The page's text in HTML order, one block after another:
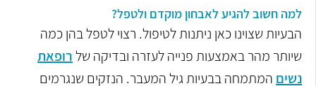
למה חשוב להגיע לאבחון מוקדם ולטפל?
הבעיות שצוינו כאן ניתנות לטיפול. רצוי לטפל בהן כמה
שיותר מהר באמצעות פנייה לעזרה ובדיקה של רופאת
נשים המתמחה בבעיות גיל המעבר. הנזקים שנגרמים